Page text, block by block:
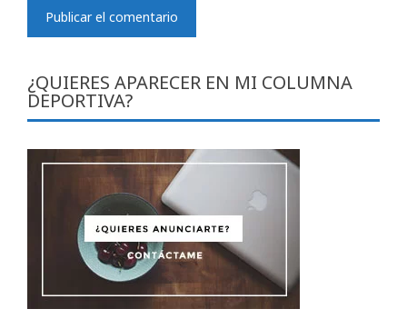
¿QUIERES APARECER EN MI COLUMNA
DEPORTIVA?